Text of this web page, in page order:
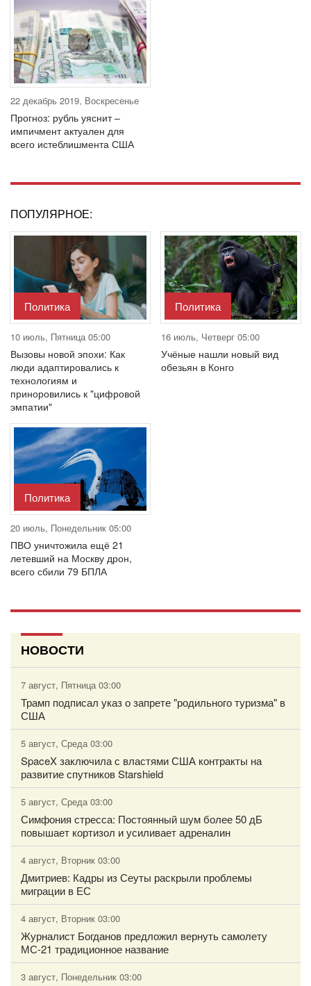
22 декабрь 2019, Воскресенье
Прогноз: рубль уяснит –
импичмент актуален для
всего истеблишмента США
ПОПУЛЯРНОЕ:
Политика
10 июль, Пятница 05:00
Вызовы новой эпохи: Как
люди адаптировались к
технологиям и
приноровились к "цифровой
эмпатии"
Политика
16 июль, Четверг 05:00
Учёные нашли новый вид
обезьян в Конго
Политика
20 июль, Понедельник 05:00
ПВО уничтожила ещё 21
летевший на Москву дрон,
всего сбили 79 БПЛА
НОВОСТИ
7 август, Пятница 03:00
Трамп подписал указ о запрете "родильного туризма" в
США
5 август, Среда 03:00
SpaceX заключила с властями США контракты на
развитие спутников Starshield
5 август, Среда 03:00
Симфония стресса: Постоянный шум более 50 дБ
повышает кортизол и усиливает адреналин
4 август, Вторник 03:00
Дмитриев: Кадры из Сеуты раскрыли проблемы
миграции в ЕС
4 август, Вторник 03:00
Журналист Богданов предложил вернуть самолету
МС-21 традиционное название
3 август, Понедельник 03:00